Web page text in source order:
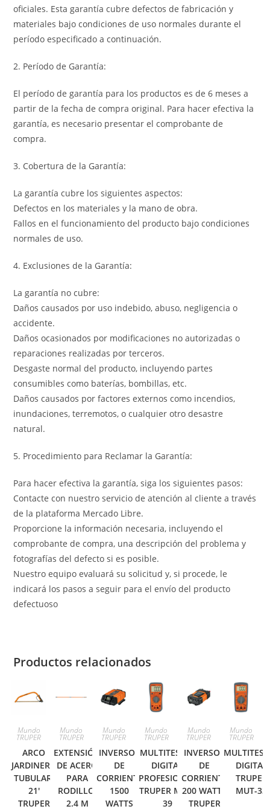
oficiales. Esta garantía cubre defectos de fabricación y
materiales bajo condiciones de uso normales durante el
período especificado a continuación.
2. Período de Garantía:
El período de garantía para los productos es de 6 meses a
partir de la fecha de compra original. Para hacer efectiva la
garantía, es necesario presentar el comprobante de
compra.
3. Cobertura de la Garantía:
La garantía cubre los siguientes aspectos:
Defectos en los materiales y la mano de obra.
Fallos en el funcionamiento del producto bajo condiciones
normales de uso.
4. Exclusiones de la Garantía:
La garantía no cubre:
Daños causados por uso indebido, abuso, negligencia o
accidente.
Daños ocasionados por modificaciones no autorizadas o
reparaciones realizadas por terceros.
Desgaste normal del producto, incluyendo partes
consumibles como baterías, bombillas, etc.
Daños causados por factores externos como incendios,
inundaciones, terremotos, o cualquier otro desastre
natural.
5. Procedimiento para Reclamar la Garantía:
Para hacer efectiva la garantía, siga los siguientes pasos:
Contacte con nuestro servicio de atención al cliente a través
de la plataforma Mercado Libre.
Proporcione la información necesaria, incluyendo el
comprobante de compra, una descripción del problema y
fotografías del defecto si es posible.
Nuestro equipo evaluará su solicitud y, si procede, le
indicará los pasos a seguir para el envío del producto
defectuoso
Productos relacionados
Mundo
TRUPER
ARCO
JARDINERO
TUBULAR,
21′
TRUPER
Mundo
TRUPER
EXTENSIÓN
DE ACERO
PARA
RODILLO,
2.4 M
Mundo
TRUPER
INVERSOR
DE
CORRIENTE
1500
WATTS
Mundo
TRUPER
MULTITESTER
DIGITAL
PROFESIONAL
TRUPER MUT-
39
Mundo
TRUPER
INVERSOR
DE
CORRIENTE
200 WATTS
TRUPER
Mundo
TRUPER
DIGITAL
TRUPER
MUT-33